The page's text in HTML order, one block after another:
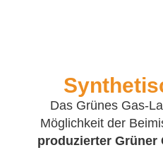
Das Grünes Gas-
Möglichkeit der
produzierter Grüner